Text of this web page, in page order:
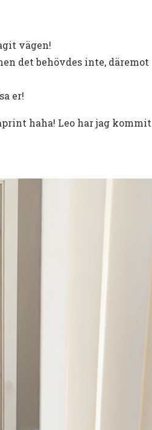
vägen!
det behövdes inte, däremot
er!
haha! Leo har jag kommit